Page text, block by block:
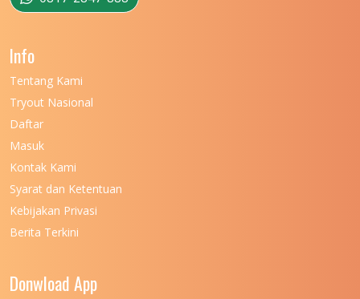
Info
Tentang Kami
Tryout Nasional
Daftar
Masuk
Kontak Kami
Syarat dan Ketentuan
Kebijakan Privasi
Berita Terkini
Donwload App